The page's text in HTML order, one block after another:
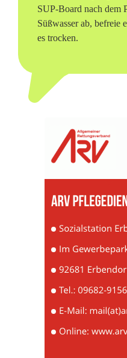
SUP-Board nach dem
Süßwasser ab, befreie
es trocken.